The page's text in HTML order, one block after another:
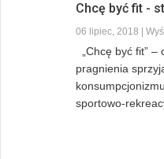
Chcę być fit -
06 lipiec, 2018 |
„Chcę być fit” –
pragnienia
sportowo-